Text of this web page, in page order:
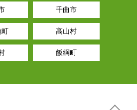
千曲市
町 高山村
飯綱町